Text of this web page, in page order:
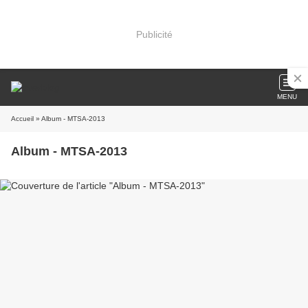
Publicité
MENU
Accueil » Album - MTSA-2013
Album - MTSA-2013